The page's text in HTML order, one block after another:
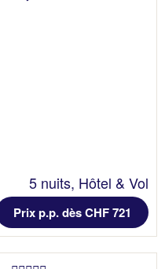
5 nuits, Hôtel & Vol
Prix p.p. dès CHF 721